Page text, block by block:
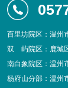
百里坊院区：温州
双
屿院区：鹿城
南白象院区：温州
杨府山分部：温州